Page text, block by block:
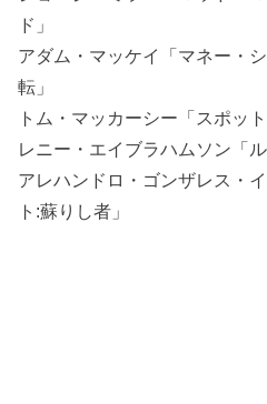
ド」
アダム・マッケイ「マネー・
転」
トム・マッカーシー「スポット
レニー・エイブラハムソン「ル
アレハンドロ・ゴンザレス・
ト:蘇りし者」